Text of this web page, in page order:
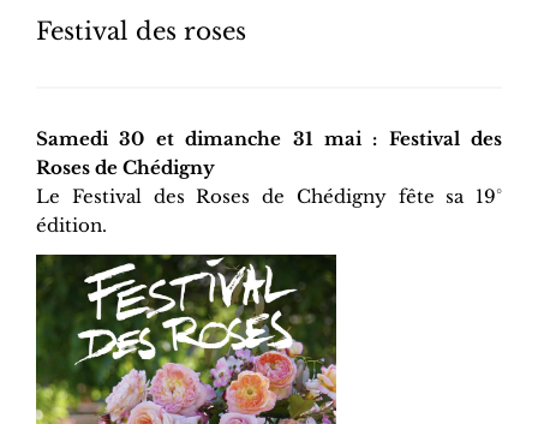
Festival des roses
Samedi 30 et dimanche 31 mai : Festival des
Roses de Chédigny
Le Festival des Roses de Chédigny fête sa 19°
édition.